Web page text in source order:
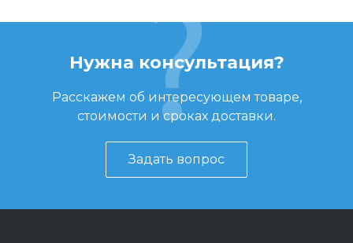
Нужна консультация?
Расскажем об интересующем товаре,
стоимости и сроках доставки.
Задать вопрос